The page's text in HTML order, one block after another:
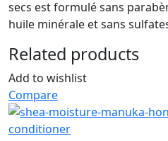
secs est formulé sans
huile minérale et sans
Related products
Add to wishlist
Compare